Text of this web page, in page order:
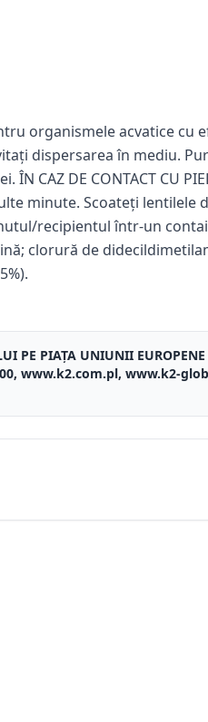
organismele acvatice cu
dispersarea în mediu.
CAZ DE CONTACT CU
minute. Scoateți lentilele
recipientul într-un
clorură de
PE PIAȚA UNIUNII EUROPENE
www.k2.com.pl, www.k2-